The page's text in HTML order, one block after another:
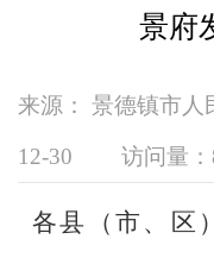
景府
来源： 景德镇市人
12-30 访问量：
各县（市、区